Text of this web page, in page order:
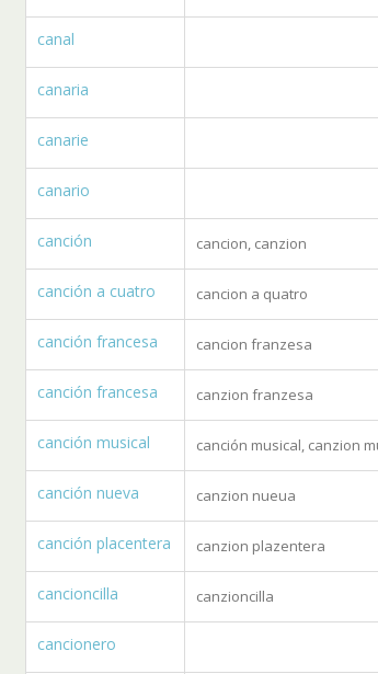
canal
canaria
canarie
canario
canción cancion, canzion
canción a cuatro cancion a quatro
canción francesa cancion franzesa
canción francesa canzion franzesa
canción musical canción musical, canzion
canción nueva canzion nueua
canción placentera canzion plazentera
cancioncilla canzioncilla
cancionero